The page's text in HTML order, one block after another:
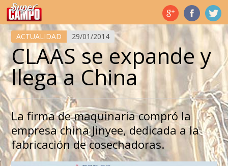
Temas de hoy
ACTUALIDAD 29/01/2014
CLAAS se expande y
llega a China
La firma de maquinaria compró la
empresa china Jinyee, dedicada a la
fabricación de cosechadoras.